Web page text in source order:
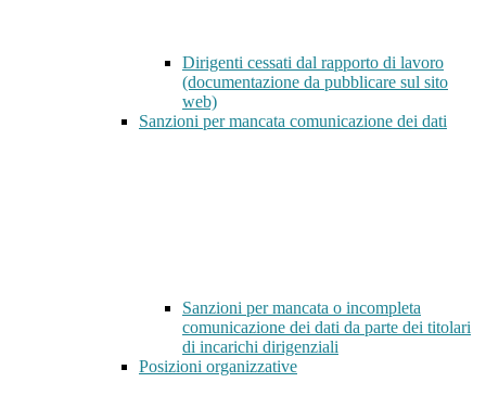
Dirigenti cessati dal rapporto di lavoro
(documentazione da pubblicare sul sito
web)
Sanzioni per mancata comunicazione dei dati
Sanzioni per mancata o incompleta
comunicazione dei dati da parte dei titolari
di incarichi dirigenziali
Posizioni organizzative